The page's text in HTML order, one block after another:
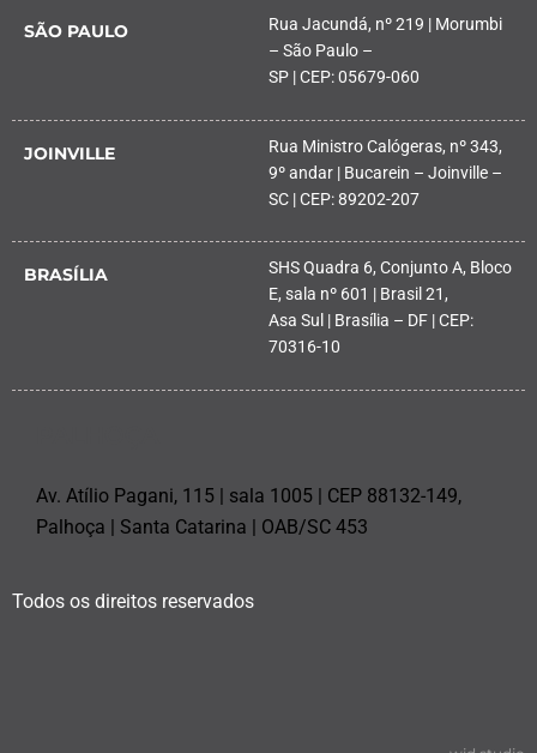
SÃO PAULO
Rua Jacundá, nº 219 | Morumbi
– São Paulo –
SP | CEP: 05679-060
JOINVILLE
Rua Ministro Calógeras, nº 343,
9º andar | Bucarein – Joinville –
SC | CEP: 89202-207
BRASÍLIA
SHS Quadra 6, Conjunto A, Bloco
E, sala nº 601 | Brasil 21,
Asa Sul | Brasília – DF | CEP:
70316-10
Av. Atílio Pagani, 115 | sala 1005 | CEP 88132-149,
Palhoça | Santa Catarina | OAB/SC 453
Todos os direitos reservados